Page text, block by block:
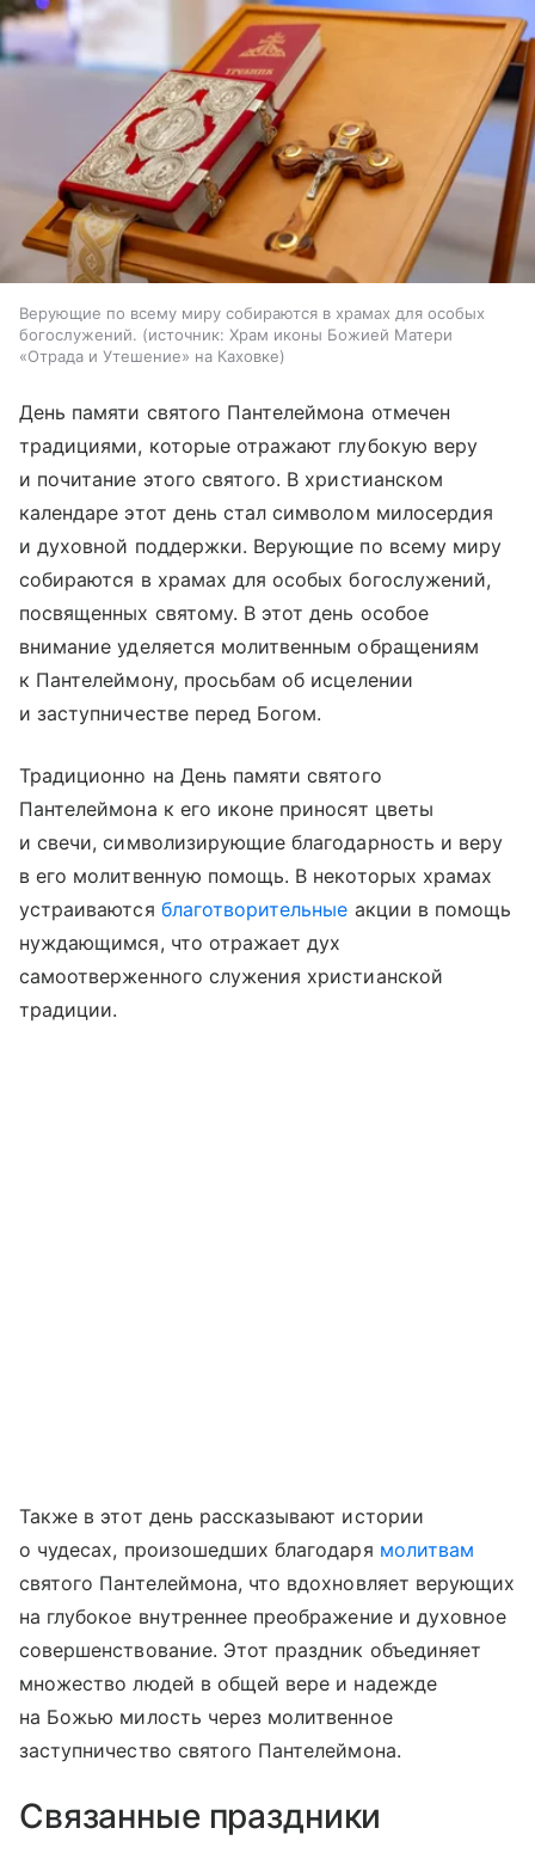
Верующие по всему миру собираются в храмах для особых
богослужений.
источник: Храм иконы Божией Матери
«Отрада и Утешение» на Каховке
День памяти святого Пантелеймона отмечен
традициями, которые отражают глубокую веру
и почитание этого святого. В христианском
календаре этот день стал символом милосердия
и духовной поддержки. Верующие по всему миру
собираются в храмах для особых богослужений,
посвященных святому. В этот день особое
внимание уделяется молитвенным обращениям
к Пантелеймону, просьбам об исцелении
и заступничестве перед Богом.
Традиционно на День памяти святого
Пантелеймона к его иконе приносят цветы
и свечи, символизирующие благодарность и веру
в его молитвенную помощь. В некоторых храмах
устраиваются благотворительные акции в помощь
нуждающимся, что отражает дух
самоотверженного служения христианской
традиции.
Также в этот день рассказывают истории
о чудесах, произошедших благодаря молитвам
святого Пантелеймона, что вдохновляет верующих
на глубокое внутреннее преображение и духовное
совершенствование. Этот праздник объединяет
множество людей в общей вере и надежде
на Божью милость через молитвенное
заступничество святого Пантелеймона.
Связанные праздники